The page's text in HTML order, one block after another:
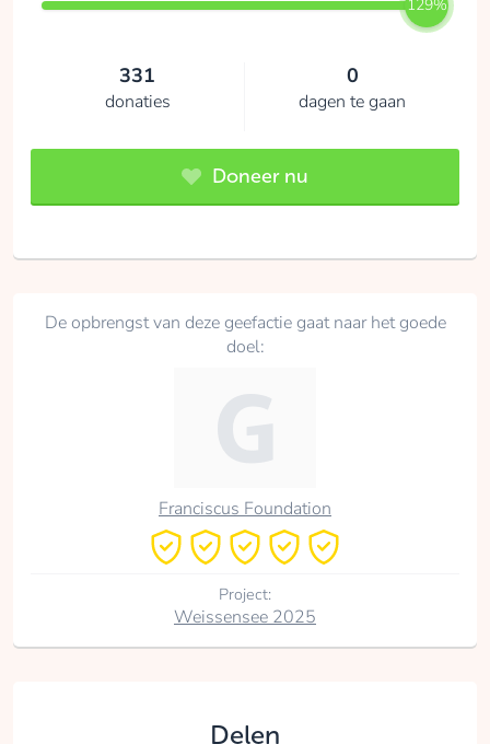
129%
331
donaties
0
dagen te gaan
Doneer nu
De opbrengst van deze geefactie gaat naar het goede
doel:
Franciscus Foundation
Project:
Weissensee 2025
Delen